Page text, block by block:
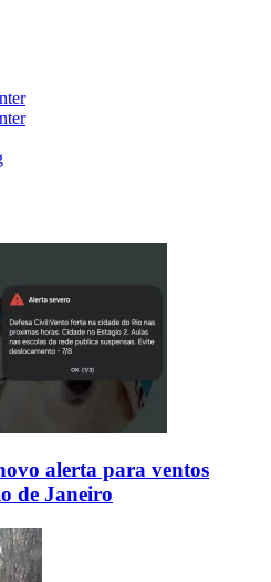
alerta para ventos
de Janeiro